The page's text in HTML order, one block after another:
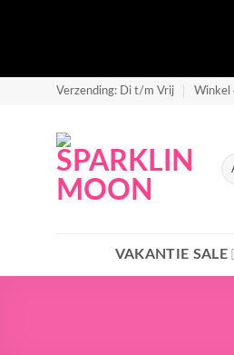
Verzending: Di t/m Vrij Winkel
VAKANTIE SALE